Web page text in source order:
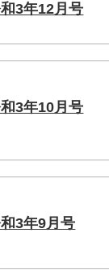
3年12月号
3年10月号
3年9月号